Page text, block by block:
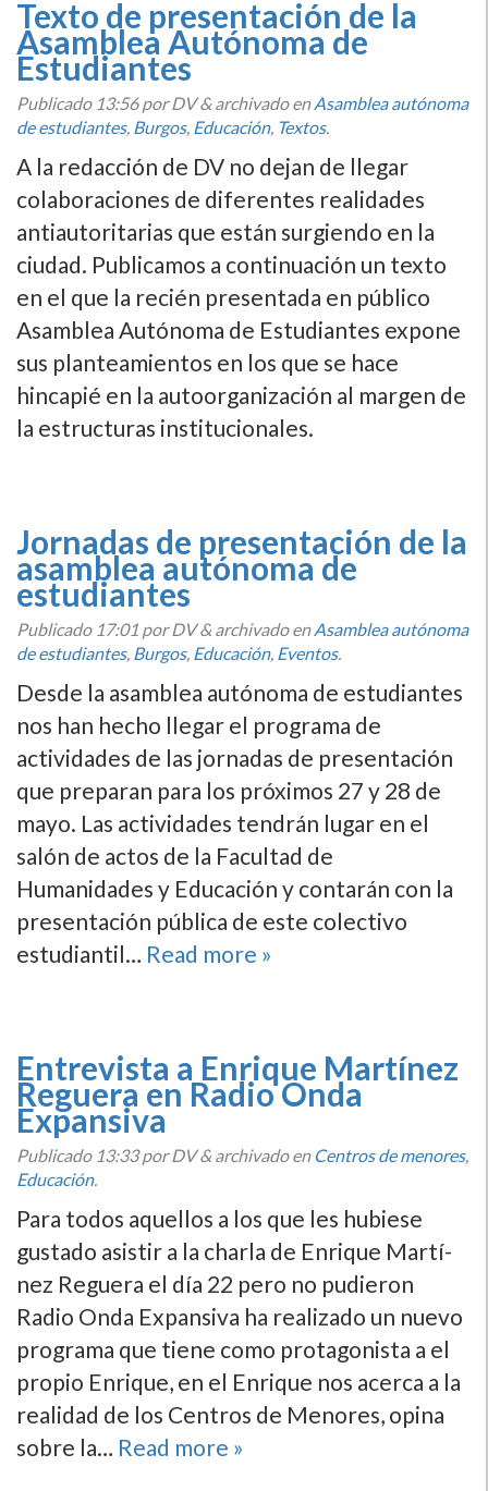
Texto de presentación de la
Asamblea Autónoma de
Estudiantes
Publicado 13:56por DV&archivado enAsamblea autónoma
de estudiantes, Burgos, Educación, Textos.
A la redacción de DV no dejan de llegar
colaboraciones de diferentes realidades
antiautoritarias que están surgiendo en la
ciudad. Publicamos a continuación un texto
en el que la recién presentada en público
Asamblea Autónoma de Estudiantes expone
sus planteamientos en los que se hace
hincapié en la autoorganización al margen de
la estructuras institucionales.
Jornadas de presentación de la
asamblea autónoma de
estudiantes
Publicado 17:01 por DV&archivado enAsamblea autónoma
de estudiantes, Burgos, Educación, Eventos.
Desde la asamblea autónoma de estudiantes
nos han hecho llegar el programa de
actividades de las jornadas de presentación
que preparan para los próximos 27 y 28 de
mayo. Las actividades tendrán lugar en el
salón de actos de la Facultad de
Humanidades y Educación y contarán con la
presentación pública de este colectivo
estudiantil… Read more »
Entrevista a Enrique Martí­nez
Reguera en Radio Onda
Expansiva
Publicado 13:33por DV&archivado en Centros de menores,
Educación.
Para todos aquellos a los que les hubiese
gustado asistir a la charla de Enrique Martí­
nez Reguera el dí­a 22 pero no pudieron
Radio Onda Expansiva ha realizado un nuevo
programa que tiene como protagonista a el
propio Enrique, en el Enrique nos acerca a la
realidad de los Centros de Menores, opina
sobre la… Read more »